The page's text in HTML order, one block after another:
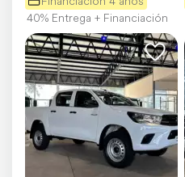
40% Entrega + Financiación